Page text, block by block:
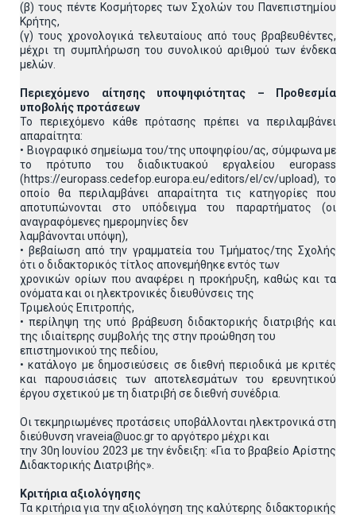
(β) τους πέντε Κοσμήτορες των Σχολών του Πανεπιστημίου
Κρήτης,
(γ) τους χρονολογικά τελευταίους από τους βραβευθέντες,
μέχρι τη συμπλήρωση του συνολικού αριθμού των ένδεκα
μελών.
Περιεχόμενο αίτησης υποψηφιότητας – Προθεσμία
υποβολής προτάσεων
Το περιεχόμενο κάθε πρότασης πρέπει να περιλαμβάνει
απαραίτητα:
• Βιογραφικό σημείωμα του/της υποψηφίου/ας, σύμφωνα με
το πρότυπο του διαδικτυακού εργαλείου europass
(https://europass.cedefop.europa.eu/editors/el/cv/upload), το
οποίο θα περιλαμβάνει απαραίτητα τις κατηγορίες που
αποτυπώνονται στο υπόδειγμα του παραρτήματος (οι
αναγραφόμενες ημερομηνίες δεν
λαμβάνονται υπόψη),
• βεβαίωση από την γραμματεία του Τμήματος/της Σχολής
ότι ο διδακτορικός τίτλος απονεμήθηκε εντός των
χρονικών ορίων που αναφέρει η προκήρυξη, καθώς και τα
ονόματα και οι ηλεκτρονικές διευθύνσεις της
Τριμελούς Επιτροπής,
• περίληψη της υπό βράβευση διδακτορικής διατριβής και
της ιδιαίτερης συμβολής της στην προώθηση του
επιστημονικού της πεδίου,
• κατάλογο με δημοσιεύσεις σε διεθνή περιοδικά με κριτές
και παρουσιάσεις των αποτελεσμάτων του ερευνητικού
έργου σχετικού με τη διατριβή σε διεθνή συνέδρια.
Οι τεκμηριωμένες προτάσεις υποβάλλονται ηλεκτρονικά στη
διεύθυνση vraveia@uoc.gr το αργότερο μέχρι και
την 30η Ιουνίου 2023 με την ένδειξη: «Για το βραβείο Αρίστης
Διδακτορικής Διατριβής».
Κριτήρια αξιολόγησης
Τα κριτήρια για την αξιολόγηση της καλύτερης διδακτορικής